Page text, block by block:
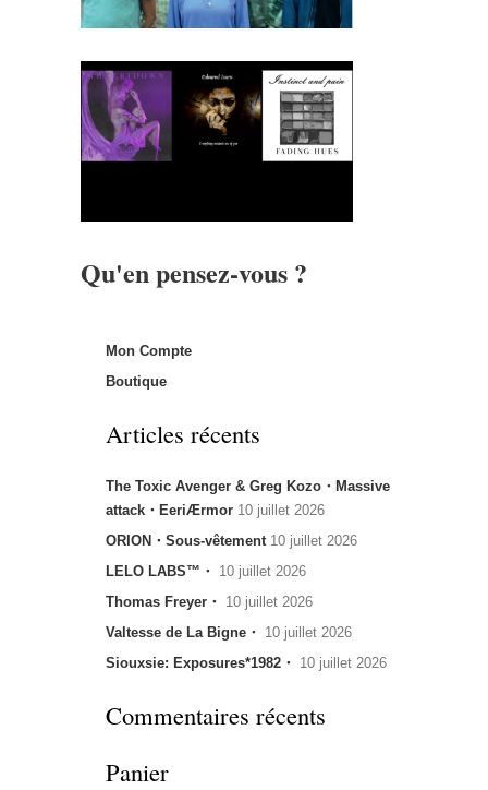
Qu'en pensez-vous ?
Mon Compte
Boutique
Articles récents
The Toxic Avenger & Greg Kozo・Massive
attack・EeriÆrmor 10 juillet 2026
ORION・Sous-vêtement 10 juillet 2026
LELO LABS™・ 10 juillet 2026
Thomas Freyer・ 10 juillet 2026
Valtesse de La Bigne・ 10 juillet 2026
Siouxsie: Exposures*1982・ 10 juillet 2026
Commentaires récents
Panier